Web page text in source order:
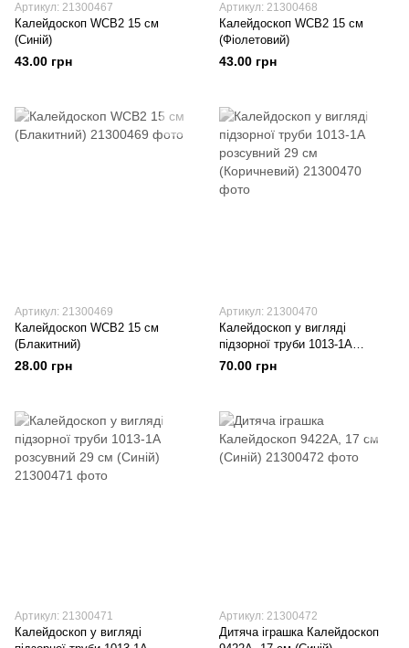
Артикул: 21300467
Калейдоскоп WCB2 15 см
(Синій)
43.00 грн
Артикул: 21300468
Калейдоскоп WCB2 15 см
(Фіолетовий)
43.00 грн
Артикул: 21300469
Калейдоскоп WCB2 15 см
(Блакитний)
28.00 грн
Артикул: 21300470
Калейдоскоп у вигляді
підзорної труби 1013-1A
розсувний 29 см (Коричневий)
70.00 грн
Артикул: 21300471
Калейдоскоп у вигляді
Артикул: 21300472
Дитяча іграшка Калейдоскоп